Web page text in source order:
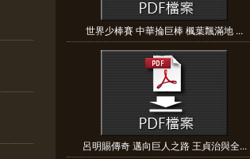
世界少棒賽 中華掄巨棒 楓葉飄滿地 ...
呂明賜傳奇 邁向巨人之路 王貞治與全...